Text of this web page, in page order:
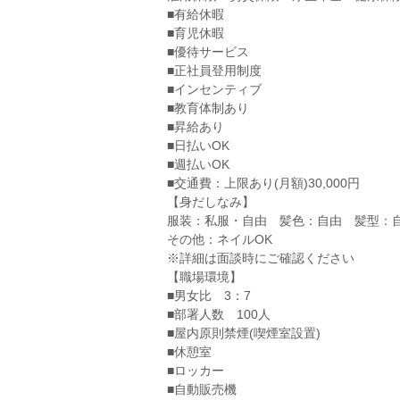
■有給休暇
■育児休暇
■優待サービス
■正社員登用制度
■インセンティブ
■教育体制あり
■昇給あり
■日払いOK
■週払いOK
■交通費：上限あり(月額)30,000円
【身だしなみ】
服装：私服・自由 髪色：自由 髪型：
その他：ネイルOK
※詳細は面談時にご確認ください
【職場環境】
■男女比 3：7
■部署人数 100人
■屋内原則禁煙(喫煙室設置)
■休憩室
■ロッカー
■自動販売機